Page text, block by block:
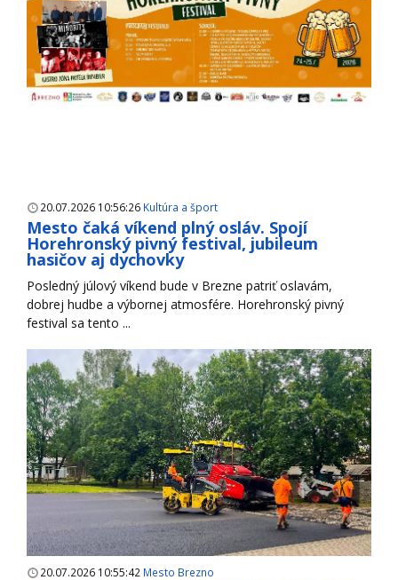
20.07.2026 10:56:26 Kultúra a šport
Mesto čaká víkend plný osláv. Spojí
Horehronský pivný festival, jubileum
hasičov aj dychovky
Posledný júlový víkend bude v Brezne patriť oslavám,
dobrej hudbe a výbornej atmosfére. Horehronský pivný
festival sa tento ...
20.07.2026 10:55:42 Mesto Brezno